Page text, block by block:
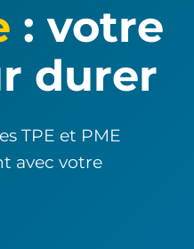
: votre
durer
TPE et PME
avec votre